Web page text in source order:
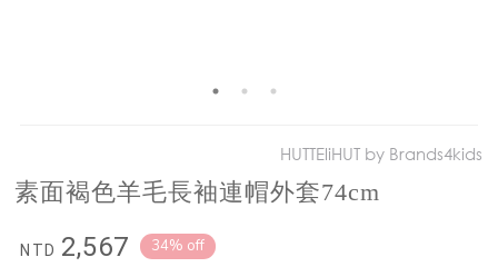
HUTTEliHUT by Brands4kids
素面褐色羊毛長袖連帽外套74cm
NTD 2,567 34% off